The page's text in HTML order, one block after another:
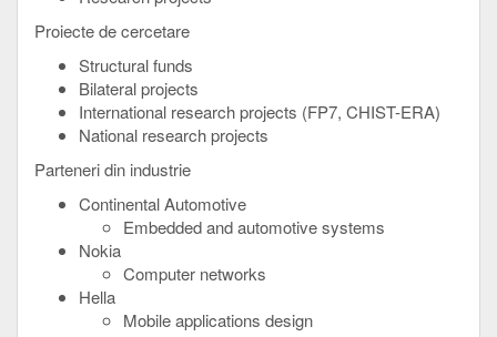
Proiecte de cercetare
Structural funds
Bilateral projects
International research projects (FP7, CHIST-ERA)
National research projects
Parteneri din industrie
Continental Automotive
Embedded and automotive systems
Nokia
Computer networks
Hella
Mobile applications design